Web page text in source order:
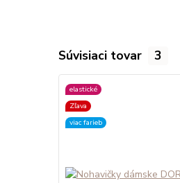
Súvisiaci tovar 3
elastické
Zľava
viac farieb